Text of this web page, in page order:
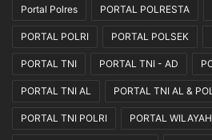
Portal Polres PORTAL POLRESTA
PORTAL POLRI PORTAL POLSEK
PORTAL TNI PORTAL TNI - AD
PORTAL TNI AL PORTAL TNI AL &
PORTAL TNI POLRI PORTAL